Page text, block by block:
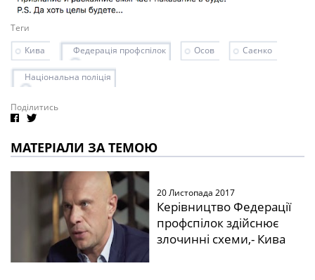
Теги
Кива
Федерація профспілок Осов Саєнко
Національна поліція
Поділитись
МАТЕРІАЛИ ЗА ТЕМОЮ
20 Листопада 2017
Керівництво Федерації
профспілок здійснює
злочинні схеми,- Кива